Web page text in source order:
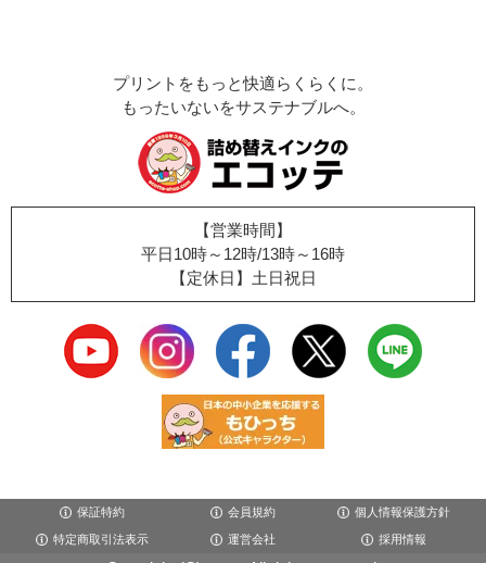
プリントをもっと快適らくらくに。
もったいないをサステナブルへ。
【営業時間】
平日10時～12時/13時～16時
【定休日】土日祝日
保証特約 会員規約 個人情報保護方針
特定商取引法表示 運営会社 採用情報